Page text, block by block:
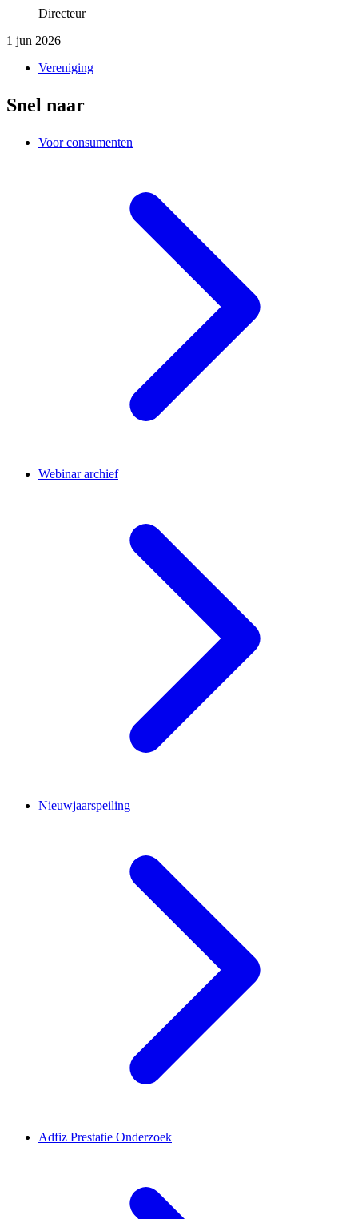
Directeur
1 jun 2026
Vereniging
Snel naar
Voor consumenten
Webinar archief
Nieuwjaarspeiling
Adfiz Prestatie Onderzoek